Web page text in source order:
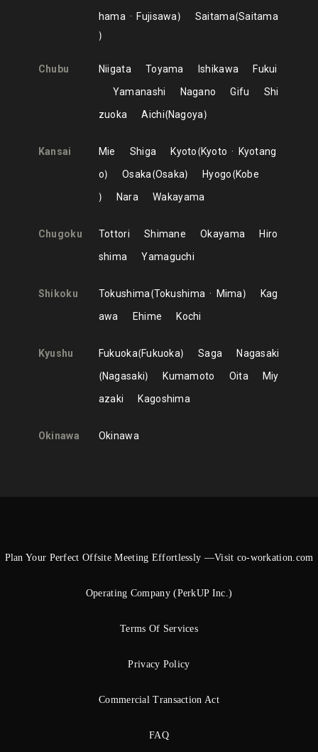
hama
Fujisawa Saitama Saitama
Chubu Niigata Toyama Ishikawa
Fukui
Yamanashi
Nagano Gifu
Shi
zuoka
Aichi Nagoya
Kansai Mie Shiga Kyoto Kyoto
Kyotang
o
Osaka Osaka Hyogo Kobe
Nara
Wakayama
Chugoku Tottori Shimane Okayama
Hiro
shima
Yamaguchi
Shikoku Tokushima Tokushima Mima
Kag
awa
Ehime Kochi
Kyushu Fukuoka Fukuoka Saga
Nagasaki
Nagasaki
Kumamoto Oita
Miy
azaki
Kagoshima
Okinawa Okinawa
Plan Your Perfect Offsite Meeting Effortlessly —Visit co-workation.com
Operating Company (PerkUP Inc.)
Terms Of Services
Privacy Policy
Commercial Transaction Act
FAQ